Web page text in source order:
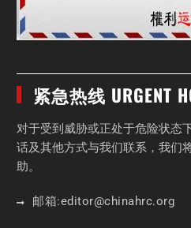
紧急热线 URGENT
对于受到威胁或正处于危险状态
话及其他方式与我们联系，我们
助。
邮箱:editor@chinahrc.org